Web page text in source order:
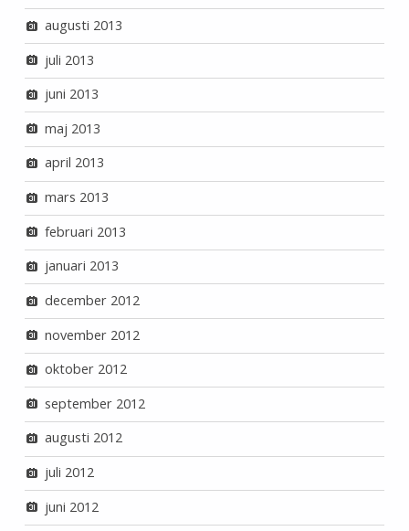
augusti 2013
juli 2013
juni 2013
maj 2013
april 2013
mars 2013
februari 2013
januari 2013
december 2012
november 2012
oktober 2012
september 2012
augusti 2012
juli 2012
juni 2012